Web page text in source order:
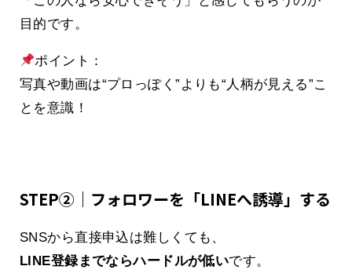
目的です。
ポイント：
写真や動画は“プロっぽく”よりも“人柄が見える”こ
とを意識！
STEP②｜フォロワーを「LINEへ誘導」する
SNSから直接申込は難しくても、
LINE登録までならハードルが低いです。